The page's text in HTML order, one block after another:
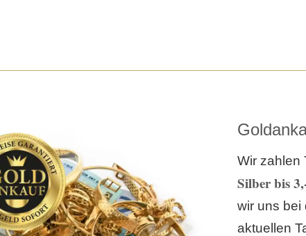
Wir zahlen
Silber bis
wir uns bei
aktuellen